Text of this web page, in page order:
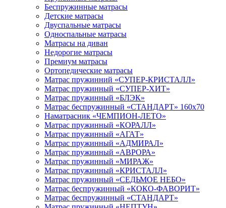
Беспружинные матрасы
Детские матрасы
Двуспальные матрасы
Односпальные матрасы
Матрасы на диван
Недорогие матрасы
Премиум матрасы
Ортопедические матрасы
Матрас пружинний «СУПЕР-КРИСТАЛЛ»
Матрас пружинный «СУПЕР-ХИТ»
Матрас пружинный «БЛЭК»
Матрас беспружинный «СТАНДАРТ» 160х70
Наматрасник «ЧЕМПИОН-ЛЕТО»
Матрас пружинный «КОРАЛЛ»
Матрас пружинный «АГАТ»
Матрас пружинный «АДМИРАЛ»
Матрас пружинный «АВРОРА»
Матрас пружинный «МИРАЖ»
Матрас пружинный «КРИСТАЛЛ»
Матрас пружинный «СЕДЬМОЕ НЕБО»
Матрас беспружинный «КОКО-ФАВОРИТ»
Матрас беспружинный «СТАНДАРТ»